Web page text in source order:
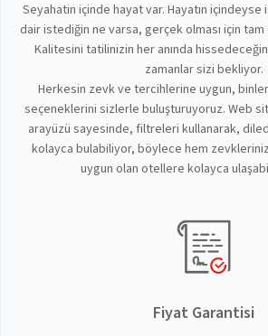
Seyahatin içinde hayat var. Hayatın
dair istediğin ne varsa, gerçek olması için tam
Kalitesini tatilinizin her anında
zamanlar sizi bekliyor.
Herkesin zevk ve tercihlerine uygun,
seçeneklerini sizlerle buluşturuyoruz. Web
arayüzü sayesinde, filtreleri kullanarak,
kolayca bulabiliyor, böylece hem
uygun olan otellere kolayca
Fiyat Garantisi